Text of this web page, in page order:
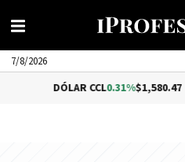
7/8/2026
0.31%$1,580.47